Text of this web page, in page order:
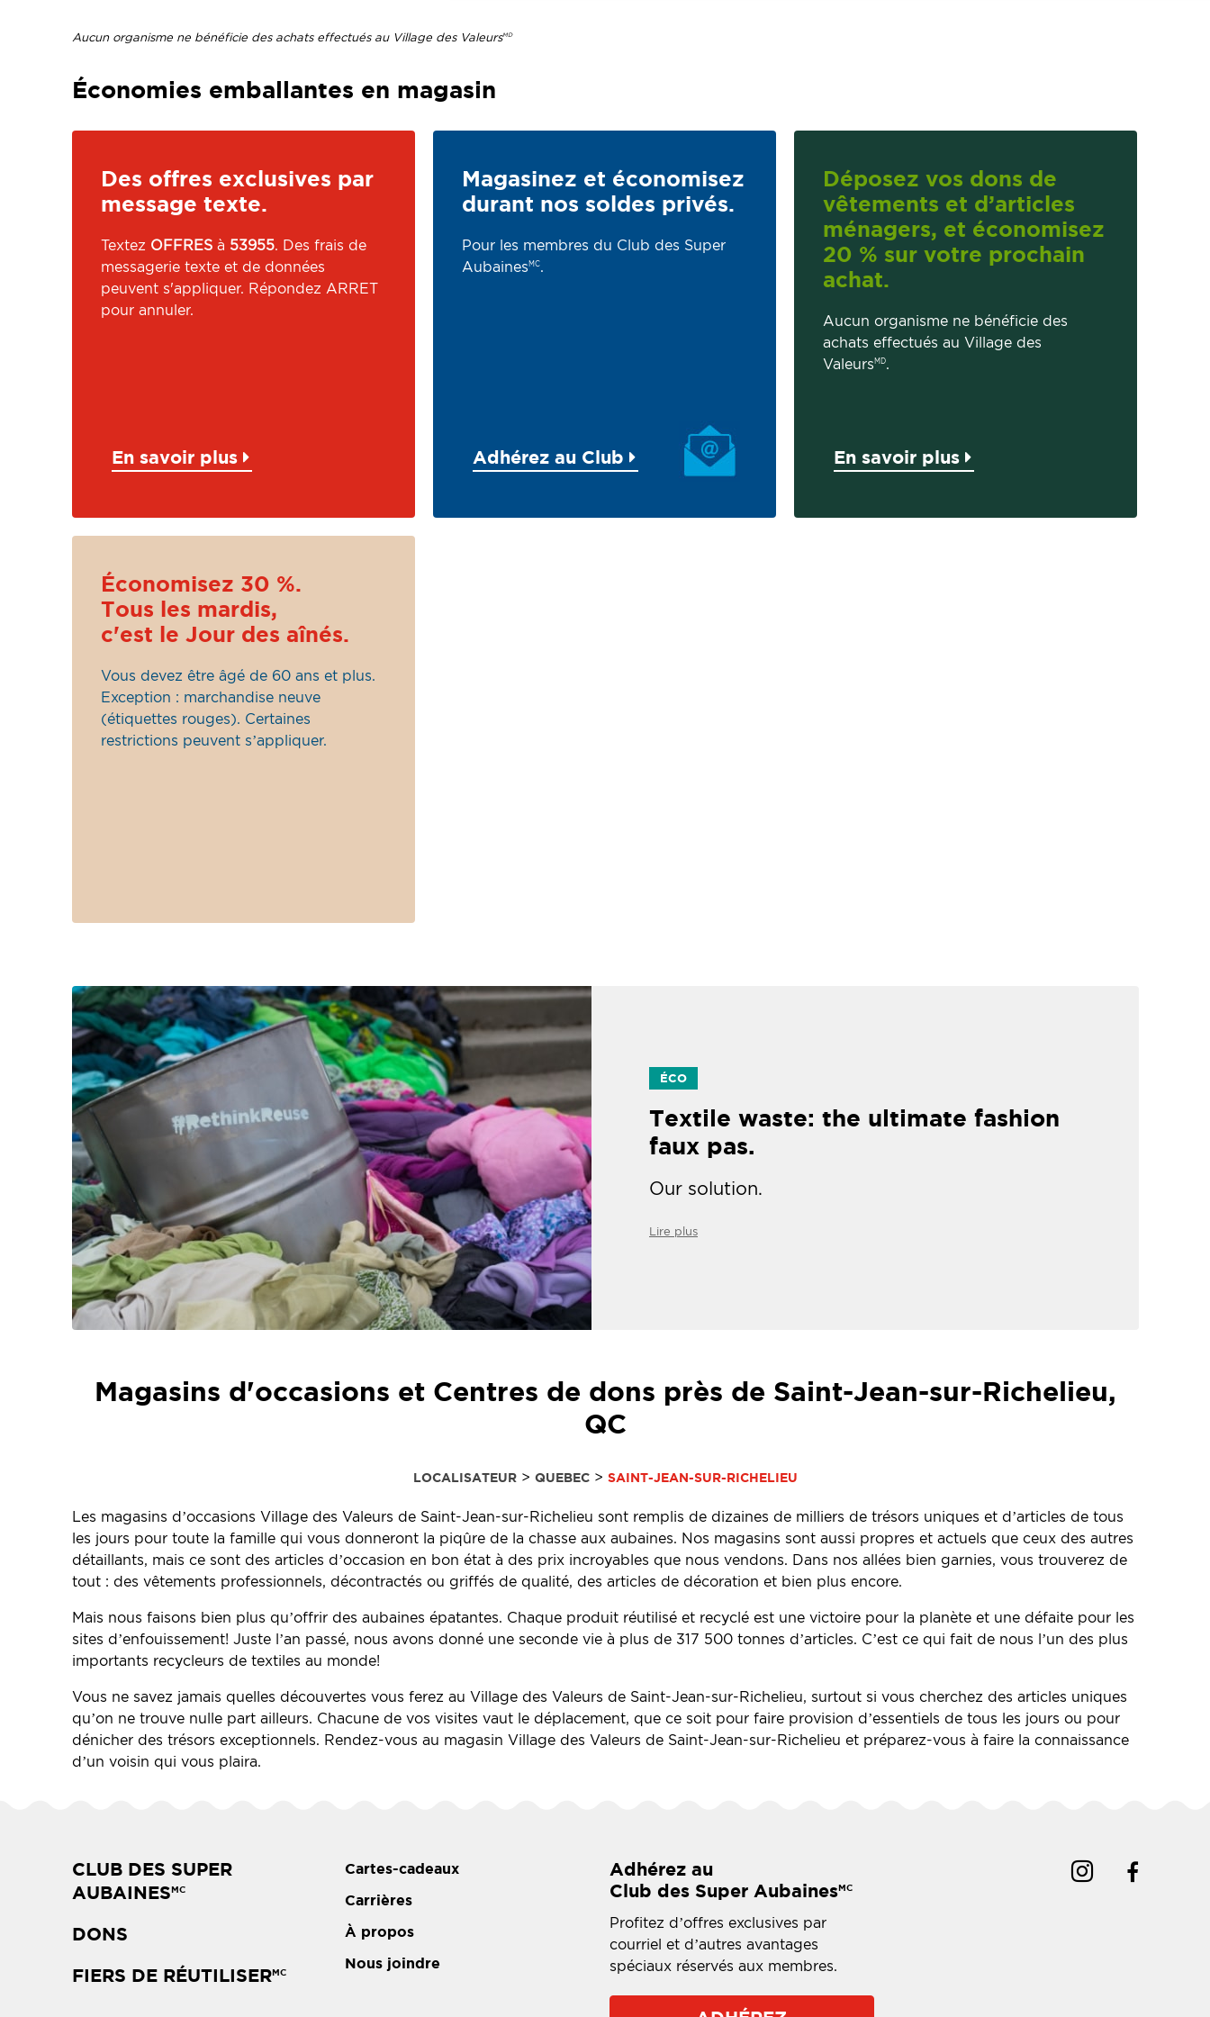
Aucun organisme ne bénéficie des achats effectués au Village des ValeursMD.
Économies emballantes en magasin
Des offres exclusives par
message texte.
Textez OFFRESà 53955. Des frais de
messagerie texte et de données
peuvent s'appliquer. Répondez ARRET
pour annuler.
En savoir plus
Magasinez et économisez
durant nos soldes privés.
Pour les membres du Club des Super
Aubaines MC.
Adhérez au Club
Déposez vos dons de
vêtements et d’articles
ménagers, et économisez
20 % sur votre prochain
achat.
Aucun organisme ne bénéficie des
achats effectués au Village des
Valeurs MD.
En savoir plus
Économisez 30 %.
Tous les mardis,
c'est le Jour des aînés.
Vous devez être âgé de 60 ans et plus.
Exception : marchandise neuve
(étiquettes rouges). Certaines
restrictions peuvent s’appliquer.
ÉCO
Textile waste: the ultimate fashion
faux pas.
Our solution.
Lire plus
Magasins d'occasions et Centres de dons près de Saint-Jean-sur-Richelieu,
QC
LOCALISATEUR> QUEBEC> SAINT-JEAN-SUR-RICHELIEU
Les magasins d’occasions Village des Valeurs de Saint-Jean-sur-Richelieu sont remplis de dizaines de milliers de trésors uniques et d’articles de tous
les jours pour toute la famille qui vous donneront la piqûre de la chasse aux aubaines. Nos magasins sont aussi propres et actuels que ceux des autres
détaillants, mais ce sont des articles d’occasion en bon état à des prix incroyables que nous vendons. Dans nos allées bien garnies, vous trouverez de
tout : des vêtements professionnels, décontractés ou griffés de qualité, des articles de décoration et bien plus encore.
Mais nous faisons bien plus qu’offrir des aubaines épatantes. Chaque produit réutilisé et recyclé est une victoire pour la planète et une défaite pour les
sites d’enfouissement! Juste l’an passé, nous avons donné une seconde vie à plus de 317 500 tonnes d’articles. C’est ce qui fait de nous l’un des plus
importants recycleurs de textiles au monde!
Vous ne savez jamais quelles découvertes vous ferez au Village des Valeurs de Saint-Jean-sur-Richelieu, surtout si vous cherchez des articles uniques
qu’on ne trouve nulle part ailleurs. Chacune de vos visites vaut le déplacement, que ce soit pour faire provision d’essentiels de tous les jours ou pour
dénicher des trésors exceptionnels. Rendez-vous au magasin Village des Valeurs de Saint-Jean-sur-Richelieu et préparez-vous à faire la connaissance
d’un voisin qui vous plaira.
CLUB DES SUPER
AUBAINESMC
DONS
FIERS DE RÉUTILISERMC
Cartes-cadeaux
Carrières
À propos
Nous joindre
Adhérez au
Club des Super AubainesMC
Profitez d’offres exclusives par
courriel et d’autres avantages
spéciaux réservés aux membres.